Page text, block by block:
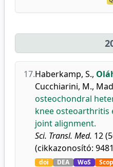
17.Haberkamp, S.,
Cucchiarini, M.,
osteochondral
knee osteoarthritis
joint alignment.
Sci. Transl. Med. 12
(cikkazonosító:
doi DEA WoS